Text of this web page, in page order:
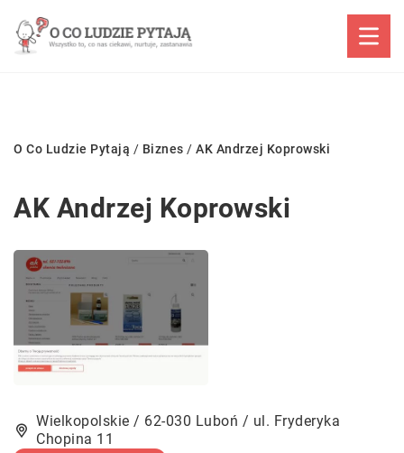
O Co Ludzie Pytają / Biznes / AK Andrzej Koprowski
AK Andrzej Koprowski
Wielkopolskie / 62-030 Luboń / ul. Fryderyka
Chopina 11